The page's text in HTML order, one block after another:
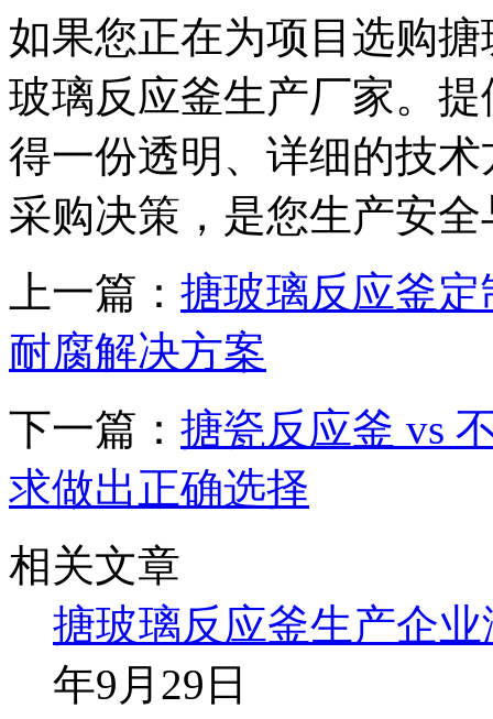
如果您正在为项目选购
玻璃反应釜生产厂家。
得一份透明、详细的技
采购决策，是您生产安
上一篇： 搪玻璃反应釜
耐腐解决方案
下一篇： 搪瓷反应釜 vs
求做出正确选择
相关文章
搪玻璃反应釜生产企
年9月29日